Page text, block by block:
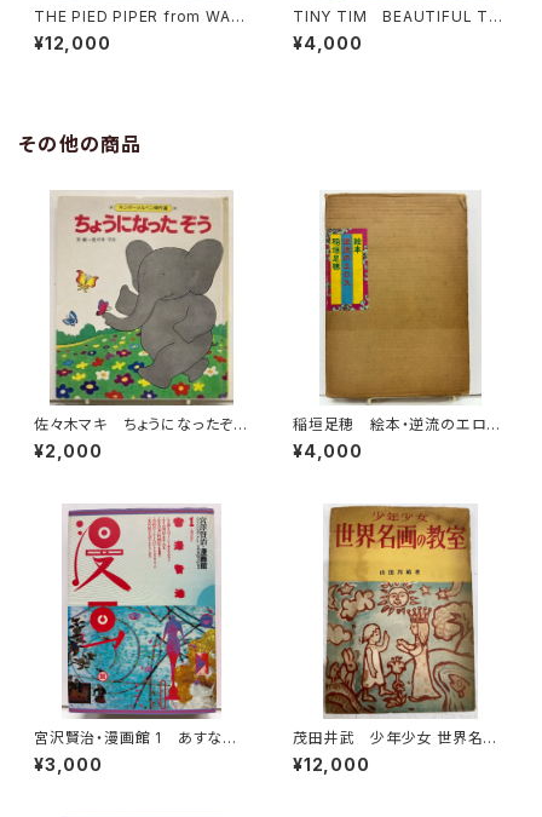
THE PIED PIPER from WAL
T DISNEY Story and Illust
rations by the Staff of the
¥12,000
TINY TIM BEAUTIFUL TH
OUGHTS Designed and il
lustrated by Frozier-Haug
¥4,000
その他の商品
佐々木マキ ちょうになったぞ
う キンダーメルヘン傑作選11
1981年（昭56） フレーベル
¥2,000
稲垣足穂 絵本・逆流のエロ
ス 1970年 函 現代ブック
社
¥4,000
宮沢賢治・漫画館 1 あすなひ
ろし 水木しげる 永島慎二 スズ
キコージ たむらしげる 1985
¥3,000
茂田井武 少年少女 世界名画
の教室 山田邦祐 昭和26年
（1951） 初版 研究社
¥12,000